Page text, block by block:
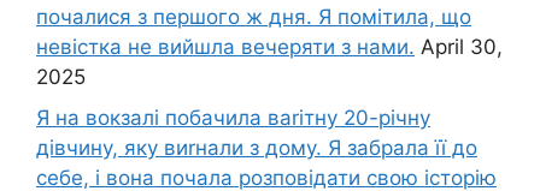
почалися з першого ж дня. Я помітила, що
невістка не вийшла вечеряти з нами. April 30,
2025
Я на вокзалі побачила ваrітну 20-річну
дівчину, яку виrнали з дому. Я забрала її до
себе, і вона почала розповідати свою історію